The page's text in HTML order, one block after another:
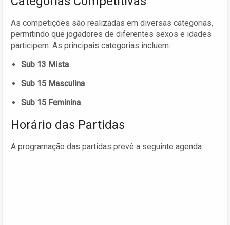
As competições são realizadas em diversas categorias,
permitindo que jogadores de diferentes sexos e idades
participem. As principais categorias incluem:
Sub 13 Mista
Sub 15 Masculina
Sub 15 Feminina
Horário das Partidas
A programação das partidas prevê a seguinte agenda: